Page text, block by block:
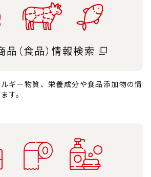
ギー物質、栄養成分や食品添加物の情
す。